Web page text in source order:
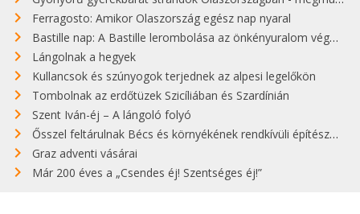
Ferragosto: Amikor Olaszország egész nap nyaral
Bastille nap: A Bastille lerombolása az önkényuralom végét jelentette
Lángolnak a hegyek
Kullancsok és szúnyogok terjednek az alpesi legelőkön
Tombolnak az erdőtüzek Szicíliában és Szardínián
Szent Iván-éj – A lángoló folyó
Ősszel feltárulnak Bécs és környékének rendkívüli építészeti kincsei
Graz adventi vásárai
Már 200 éves a „Csendes éj! Szentséges éj!”